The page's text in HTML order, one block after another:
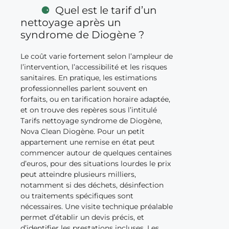
Quel est le tarif d’un
nettoyage après un
syndrome de Diogène ?
Le coût varie fortement selon l’ampleur de
l’intervention, l’accessibilité et les risques
sanitaires. En pratique, les estimations
professionnelles parlent souvent en
forfaits, ou en tarification horaire adaptée,
et on trouve des repères sous l’intitulé
Tarifs nettoyage syndrome de Diogène,
Nova Clean Diogène. Pour un petit
appartement une remise en état peut
commencer autour de quelques centaines
d’euros, pour des situations lourdes le prix
peut atteindre plusieurs milliers,
notamment si des déchets, désinfection
ou traitements spécifiques sont
nécessaires. Une visite technique préalable
permet d’établir un devis précis, et